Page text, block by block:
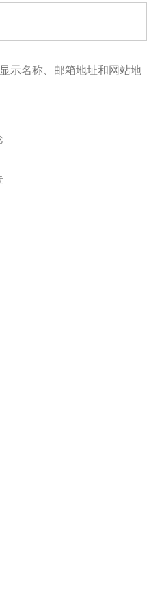
示名称、邮箱地址和网站地